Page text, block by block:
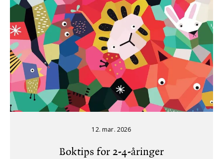
12. mar. 2026
Boktips for 2-4-åringer